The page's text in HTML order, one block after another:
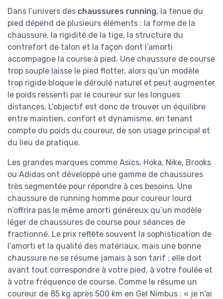
Dans l’univers des chaussures running, la tenue du
pied dépend de plusieurs éléments : la forme de la
chaussure, la rigidité de la tige, la structure du
contrefort de talon et la façon dont l’amorti
accompagne la course à pied. Une chaussure de course
trop souple laisse le pied flotter, alors qu’un modèle
trop rigide bloque le déroulé naturel et peut augmenter
le poids ressenti par le coureur sur les longues
distances. L’objectif est donc de trouver un équilibre
entre maintien, confort et dynamisme, en tenant
compte du poids du coureur, de son usage principal et
du lieu de pratique.
Les grandes marques comme Asics, Hoka, Nike, Brooks
ou Adidas ont développé une gamme de chaussures
très segmentée pour répondre à ces besoins. Une
chaussure de running homme pour coureur lourd
n’offrira pas le même amorti généreux qu’un modèle
léger de chaussures de course pour séances de
fractionné. Le prix reflète souvent la sophistication de
l’amorti et la qualité des matériaux, mais une bonne
chaussure ne se résume jamais à son tarif ; elle doit
avant tout correspondre à votre pied, à votre foulée et
à votre fréquence de course. Comme le résume un
coureur de 85 kg après 500 km en Gel Nimbus : « je n’ai